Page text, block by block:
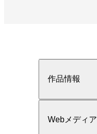
作品情報
Webメディア